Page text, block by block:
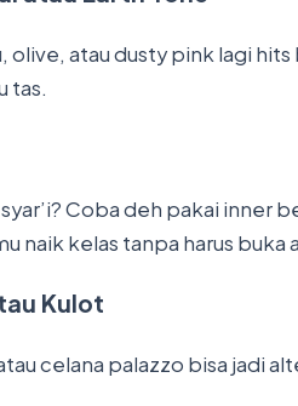
olive, atau dusty pink lagi
tas.
Coba deh pakai inner
naik kelas tanpa harus buka
Kulot
celana palazzo bisa jadi